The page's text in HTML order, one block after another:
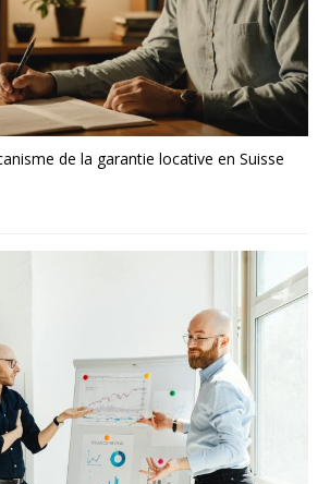
de la garantie locative en Suisse